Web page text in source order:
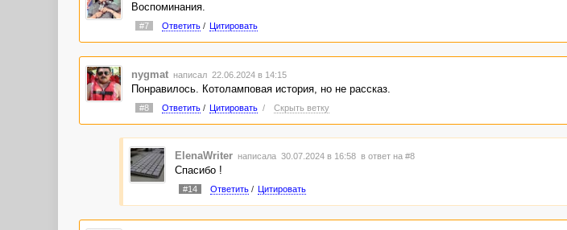
Воспоминания.
#7 Ответить/ Цитировать
nygmat написал 22.06.2024 в 14:15
Понравилось. Котоламповая история, но не рассказ.
#8 Ответить/ Цитировать / Скрыть ветку
ElenaWriter написала 30.07.2024 в 16:58 в ответ на #8
Спасибо !
#14 Ответить/ Цитировать